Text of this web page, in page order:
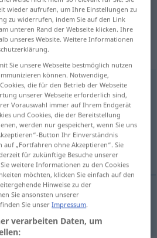
anklicken/antippen)
wieder aufrufen, um Ihre Einstellungen zu
zu widerrufen, indem Sie auf den Link
unteren Rand der Webseite klicken. Ihre
unseres Website. Weitere Informationen
Sie unsere Webseite bestmöglich nutzen
können. Notwendige,
die für den Betrieb der Webseite
unserer Webseite erforderlich sind,
Vorauswahl immer auf Ihrem Endgerät
und Cookies, die der Bereitstellung
werden nur gespeichert, wenn Sie uns
Button Ihr Einverständnis
auf „Fortfahren ohne Akzeptieren“. Sie
für zukünftige Besuche unserer
weitere Informationen zu den Cookies
möchten, klicken Sie einfach auf den
Hinweise zu der
Sie ansonsten unserer
Sie unserImpressum.
verarbeiten Daten, um